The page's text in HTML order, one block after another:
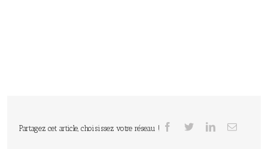
Partagez cet article, choisissez votre réseau !